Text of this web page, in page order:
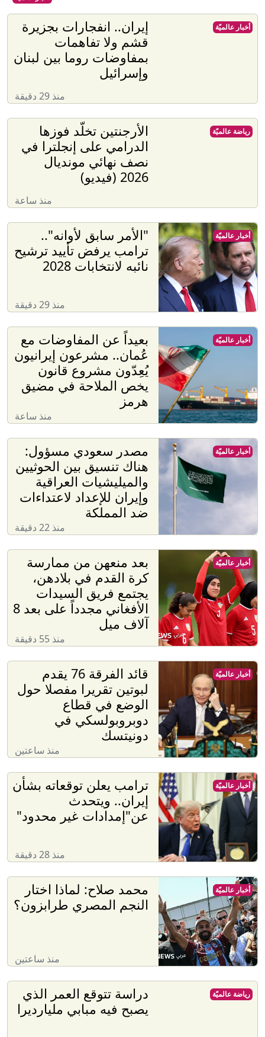
إيران.. انفجارات بجزيرة
قشم ولا تفاهمات
بمفاوضات روما بين لبنان
وإسرائيل
منذ 29 دقيقة
أخبار عالميّة
الأرجنتين تخلّد فوزها
الدرامي على إنجلترا في
نصف نهائي مونديال
2026 (فيديو)
منذ ساعة
رياضة عالميّة
"الأمر سابق لأوانه"..
ترامب يرفض تأييد ترشيح
نائبه لانتخابات 2028
منذ 29 دقيقة
أخبار عالميّة
بعيداً عن المفاوضات مع
عُمان.. مشرعون إيرانيون
يُعِدّون مشروع قانون
يخص الملاحة في مضيق
هرمز
منذ ساعة
أخبار عالميّة
مصدر سعودي مسؤول:
هناك تنسيق بين الحوثيين
والميليشيات العراقية
وإيران للإعداد لاعتداءات
ضد المملكة
منذ 22 دقيقة
أخبار عالميّة
بعد منعهن من ممارسة
كرة القدم في بلادهن،
يجتمع فريق السيدات
الأفغاني مجدداً على بعد 8
آلاف ميل
منذ 55 دقيقة
أخبار عالميّة
قائد الفرقة 76 يقدم
لبوتين تقريرا مفصلا حول
الوضع في قطاع
دوبروبولسكي في
دونيتسك
منذ ساعتين
أخبار عالميّة
ترامب يعلن توقعاته بشأن
إيران.. ويتحدث
عن"إمدادات غير محدود"
منذ 28 دقيقة
أخبار عالميّة
محمد صلاح: لماذا اختار
النجم المصري طرابزون؟
منذ ساعتين
أخبار عالميّة
دراسة تتوقع العمر الذي
يصبح فيه مبابي مليارديرا
رياضة عالميّة